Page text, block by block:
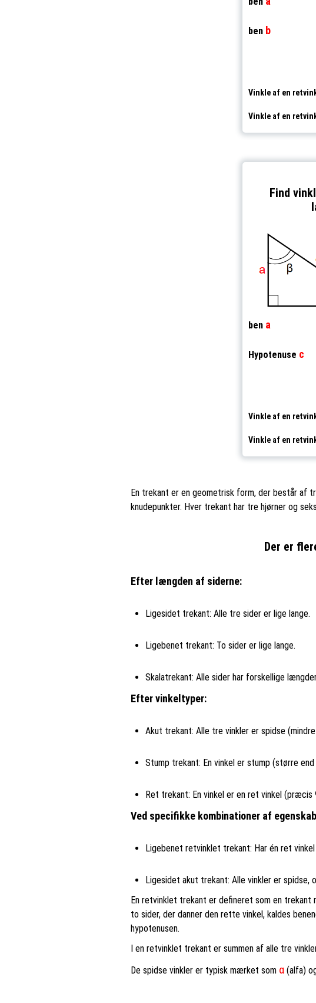
ben b
Vinkle af en
Vinkle af en
Find
ben a
Hypotenuse c
Vinkle af en
Vinkle af en
En trekant er en geometrisk form, der består af
knudepunkter. Hver trekant har tre hjørner og
Der er
Efter længden af siderne:
Ligesidet trekant: Alle tre sider er lige lange.
Ligebenet trekant: To sider er lige lange.
Skalatrekant: Alle sider har forskellige
Efter vinkeltyper:
Akut trekant: Alle tre vinkler er spidse
Stump trekant: En vinkel er stump (større
Ret trekant: En vinkel er en ret vinkel (præcis
Ved specifikke kombinationer af
Ligebenet retvinklet trekant: Har én ret
Ligesidet akut trekant: Alle vinkler er spidse,
En retvinklet trekant er defineret som en trekant
to sider, der danner den rette vinkel, kaldes
hypotenusen.
I en retvinklet trekant er summen af alle tre
De spidse vinkler er typisk mærket som α (alfa)